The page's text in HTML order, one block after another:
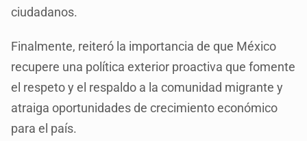
ciudadanos.
Finalmente, reiteró la importancia de que México
recupere una política exterior proactiva que fomente
el respeto y el respaldo a la comunidad migrante y
atraiga oportunidades de crecimiento económico
para el país.